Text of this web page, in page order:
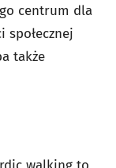
centrum dla
społecznej
także